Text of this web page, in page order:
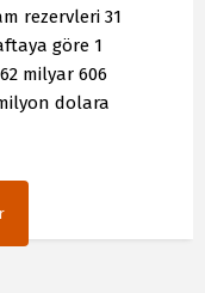
rezervleri 31
göre 1
milyar 606
dolara